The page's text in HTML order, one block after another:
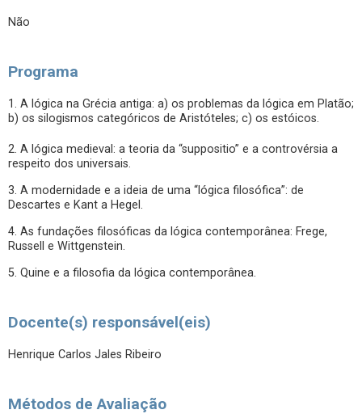
Não
Programa
1. A lógica na Grécia antiga: a) os problemas da lógica em Platão;
b) os silogismos categóricos de Aristóteles; c) os estóicos.
2. A lógica medieval: a teoria da “suppositio” e a controvérsia a
respeito dos universais.
3. A modernidade e a ideia de uma “lógica filosófica”: de
Descartes e Kant a Hegel.
4. As fundações filosóficas da lógica contemporânea: Frege,
Russell e Wittgenstein.
5. Quine e a filosofia da lógica contemporânea.
Docente(s) responsável(eis)
Henrique Carlos Jales Ribeiro
Métodos de Avaliação